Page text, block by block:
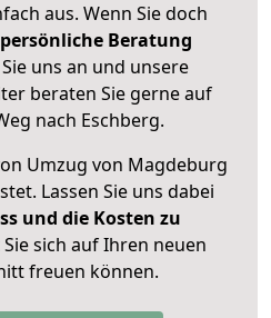
aus. Wenn Sie doch
persönliche Beratung
uns an und unsere
beraten Sie gerne auf
nach Eschberg.
Umzug von Magdeburg
Lassen Sie uns dabei
und die Kosten zu
sich auf Ihren neuen
freuen können.